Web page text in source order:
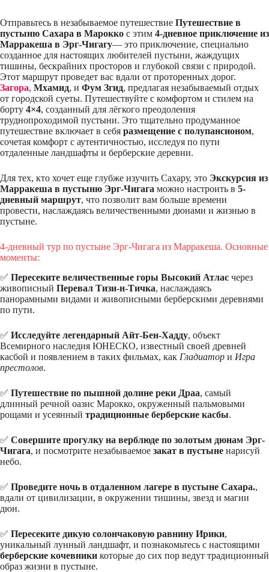
Отправьтесь в незабываемое путешествие Путешествие в
пустыню Сахара в Марокко с этим 4-дневное приключение из
Марракеша в Эрг-Чигагу— это приключение, специально
созданное для настоящих любителей пустыни, жаждущих
тишины, бескрайних просторов и глубокой связи с природой.
Этот маршрут проведет вас вдали от проторенных дорог.
Загора, Мхамид, и Фум Згид, предлагая незабываемый отдых
от городской суеты. Путешествуйте с комфортом и стилем на
борту 4×4, созданный для лёгкого преодоления
труднопроходимой пустыни. Это тщательно продуманное
путешествие включает в себя размещение с полупансионом,
сочетая комфорт с аутентичностью, исследуя по пути
отдаленные ландшафты и берберские деревни.
Для тех, кто хочет еще глубже изучить Сахару, это Экскурсия из
Марракеша в пустыню Эрг-Чигага можно настроить в 5-
дневный маршрут, что позволит вам больше времени
провести, наслаждаясь величественными дюнами и жизнью в
пустыне.
4-дневный тур по пустыне Эрг-Чигага из Марракеша. Основные
моменты:
✅ Пересеките величественные горы Высокий Атлас через
живописный Перевал Тизи-н-Тичка, наслаждаясь
панорамными видами и живописными берберскими деревнями
по пути.
✅ Исследуйте легендарный Айт-Бен-Хадду, объект
Всемирного наследия ЮНЕСКО, известный своей древней
касбой и появлением в таких фильмах, как Гладиатор и Игра
престолов.
✅ Путешествие по пышной долине реки Драа, самый
длинный речной оазис Марокко, окруженный пальмовыми
рощами и усеянный традиционные берберские касбы.
✅ Совершите прогулку на верблюде по золотым дюнам Эрг-
Чигага, и посмотрите незабываемое закат в пустыне нарисуй
небо.
✅ Проведите ночь в отдаленном лагере в пустыне Сахара.,
вдали от цивилизации, в окружении тишины, звезд и магии
дюн.
✅ Пересеките дикую солончаковую равнину Ирики,
уникальный лунный ландшафт, и познакомьтесь с настоящими
берберские кочевники которые до сих пор ведут традиционный
образ жизни в пустыне.